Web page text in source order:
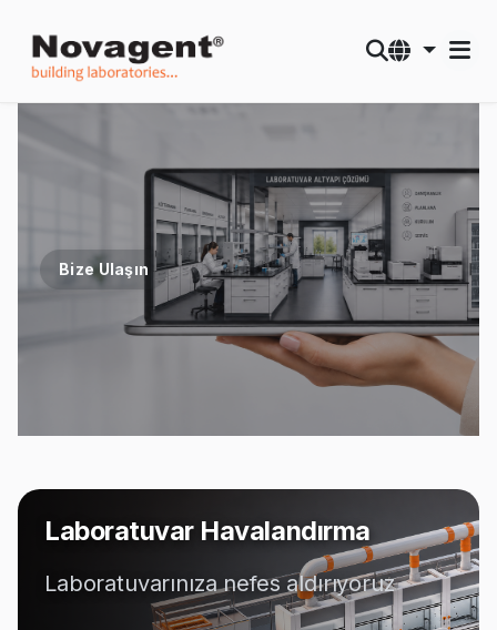
Bize Ulaşın
Laboratuvar Havalandırma
Laboratuvarınıza nefes aldırıyoruz